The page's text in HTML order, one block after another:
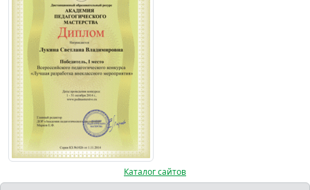
Каталог сайтов